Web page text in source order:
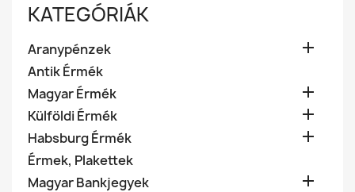
KATEGÓRIÁK
Aranypénzek 
Antik Érmék
Magyar Érmék

Külföldi Érmék 
Habsburg Érmék 
Érmek, Plakettek
Magyar Bankjegyek
